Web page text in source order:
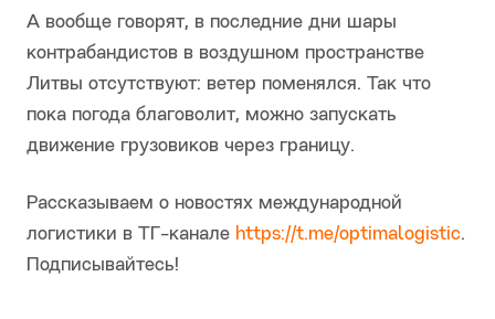
А вообще говорят, в последние дни шары
контрабандистов в воздушном пространстве
Литвы отсутствуют: ветер поменялся. Так что
пока погода благоволит, можно запускать
движение грузовиков через границу.
Рассказываем о новостях международной
логистики в ТГ-канале https://t.me/optimalogistic.
Подписывайтесь!